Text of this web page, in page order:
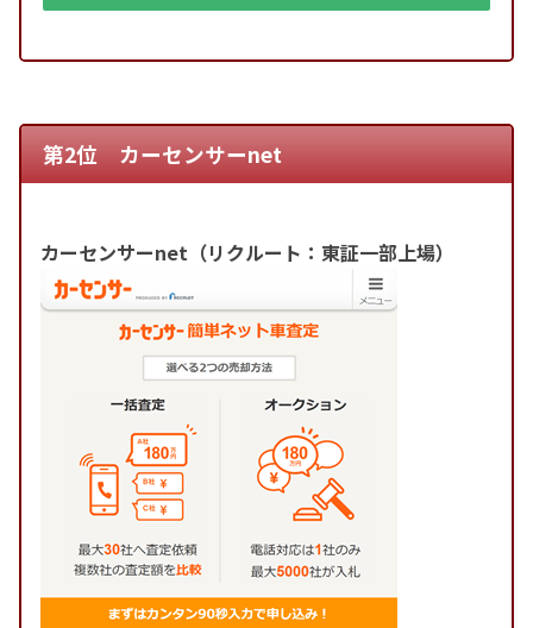
第2位 カーセンサーnet
カーセンサーnet（リクルート：東証一部上場）